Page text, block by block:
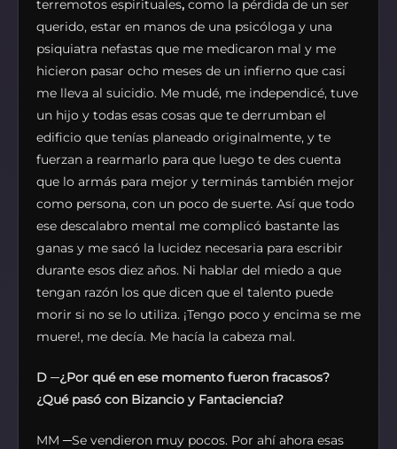
terremotos espirituales, como la pérdida de un ser
querido, estar en manos de una psicóloga y una
psiquiatra nefastas que me medicaron mal y me
hicieron pasar ocho meses de un infierno que casi
me lleva al suicidio. Me mudé, me independicé, tuve
un hijo y todas esas cosas que te derrumban el
edificio que tenías planeado originalmente, y te
fuerzan a rearmarlo para que luego te des cuenta
que lo armás para mejor y terminás también mejor
como persona, con un poco de suerte. Así que todo
ese descalabro mental me complicó bastante las
ganas y me sacó la lucidez necesaria para escribir
durante esos diez años. Ni hablar del miedo a que
tengan razón los que dicen que el talento puede
morir si no se lo utiliza. ¡Tengo poco y encima se me
muere!, me decía. Me hacía la cabeza mal.
D ─¿Por qué en ese momento fueron fracasos?
¿Qué pasó con Bizancio y Fantaciencia?
MM ─Se vendieron muy pocos. Por ahí ahora esas